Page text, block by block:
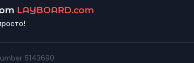
LAYBOARD.com
5143690